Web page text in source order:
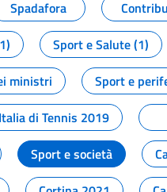
Spadafora
Sport e Salute (1)
ministri Sport e
di Tennis 2019
Sport e società